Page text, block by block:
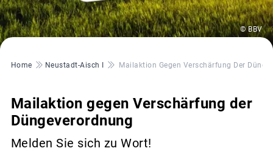
© BBV
Pfadnavigation
Home Neustadt-Aisch I Mailaktion Gegen Verschärfung Der
Mailaktion gegen Verschärfung der
Düngeverordnung
Melden Sie sich zu Wort!